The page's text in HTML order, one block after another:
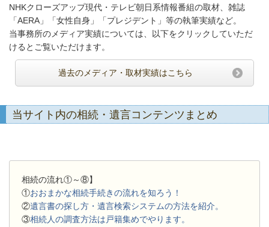
NHKクローズアップ現代・テレビ朝日系情報番組の取材、雑誌
「AERA」「女性自身」「プレジデント」等の執筆実績など。
当事務所のメディア実績については、以下をクリックしていただ
けるとご覧いただけます。
過去のメディア・取材実績はこちら
当サイト内の相続・遺言コンテンツまとめ
相続の流れ①～⑧】
①おおまかな相続手続きの流れを知ろう！
②遺言書の探し方・遺言検索システムの方法を紹介。
③相続人の調査方法は戸籍集めでやります。